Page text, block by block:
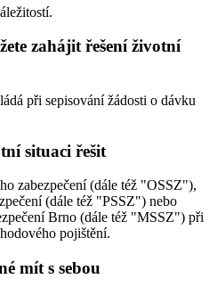
zahájit řešení životní
při sepisování žádosti o dávku
situaci řešit
zabezpečení (dále též "OSSZ"),
(dále též "PSSZ") nebo
Brno (dále též "MSSZ") při
pojištění.
mít s sebou